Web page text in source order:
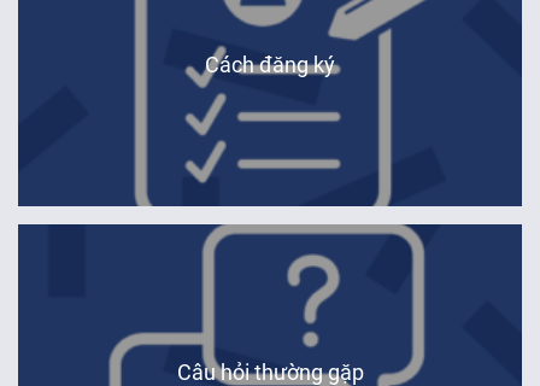
Cách đăng ký
Đà Nẵng
Câu hỏi thường gặp
Tài khoản học viên IFV